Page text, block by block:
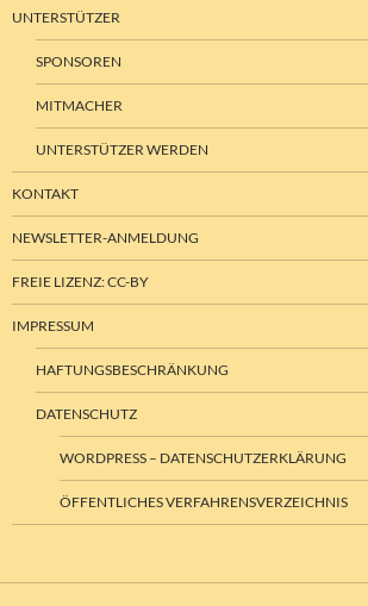
UNTERSTÜTZER
SPONSOREN
MITMACHER
UNTERSTÜTZER WERDEN
KONTAKT
NEWSLETTER-ANMELDUNG
FREIE LIZENZ: CC-BY
IMPRESSUM
HAFTUNGSBESCHRÄNKUNG
DATENSCHUTZ
WORDPRESS – DATENSCHUTZERKLÄRUNG
ÖFFENTLICHES VERFAHRENSVERZEICHNIS